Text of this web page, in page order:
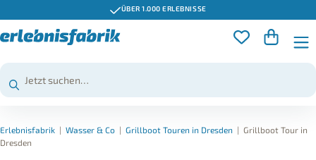
ÜBER 1.000 ERLEBNISSE
Erlebnisfabrik | Wasser & Co | Grillboot Touren in Dresden | Grillboot Tour in
Dresden